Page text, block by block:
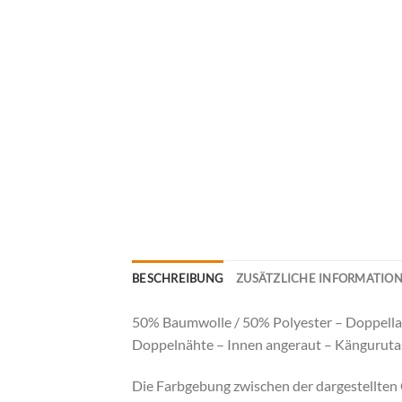
BESCHREIBUNG ZUSÄTZLICHE
50% Baumwolle / 50% Polyester –
Doppelnähte – Innen angeraut –
Die Farbgebung zwischen der